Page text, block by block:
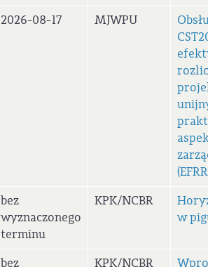
2026-08-17 MJWPU
bez
wyznaczonego
terminu
KPK/NCBR
w
bez KPK/NCBR